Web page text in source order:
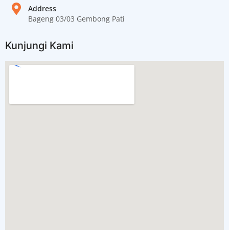
Address
Bageng 03/03 Gembong Pati
Kunjungi Kami